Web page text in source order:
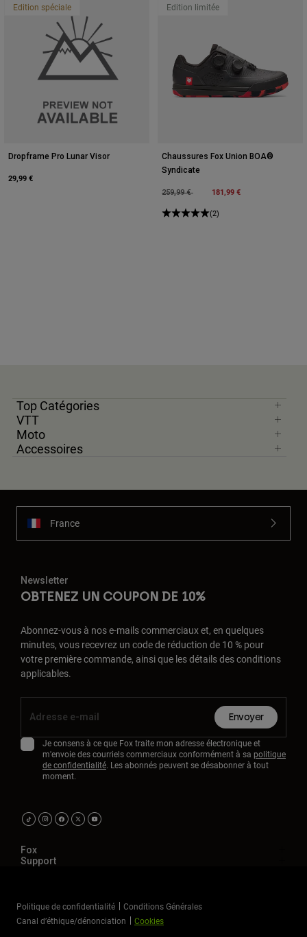
Edition spéciale
Dropframe Pro Lunar Visor
29,99 €
Edition limitée
Chaussures Fox Union BOA®
Syndicate
Price reduced from
259,99 €to 181,99 €
(2)
Top Catégories
VTT
Moto
Accessoires
France
Newsletter
OBTENEZ UN COUPON DE 10%
Abonnez-vous à nos e-mails commerciaux et, en quelques
minutes, vous recevrez un code de réduction de 10 % pour
votre première commande, ainsi que les détails des conditions
applicables.
Envoyer
Je consens à ce que Fox traite mon adresse électronique et
m'envoie des courriels commerciaux conformément à sa politique
de confidentialité. Les abonnés peuvent se désabonner à tout
moment.
Fox
Support
Politique de confidentialité
Conditions Générales
Canal d’éthique/dénonciation
Cookies